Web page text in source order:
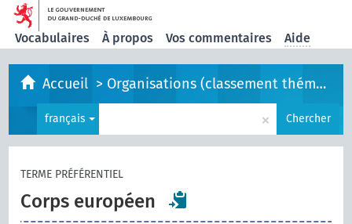
Vocabulaires À propos Vos commentaires Aide
Accueil > Organisations (classement thématique)
français × Chercher
TERME PRÉFÉRENTIEL
Corps européen